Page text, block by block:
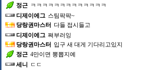
정근 ㅋㅋㅋㅋㅋㅋㅋㅋㅋㅋㅋㅋㅋ
디제이에그 스팀팍팍~
당랑권마스터 다들 접시들고
디제이에그 쪄부러잉
당랑권마스터 입구 새 대게 기다리고있지
정근 4만이면 뽕뽑지예
세니
ㄷㄷ